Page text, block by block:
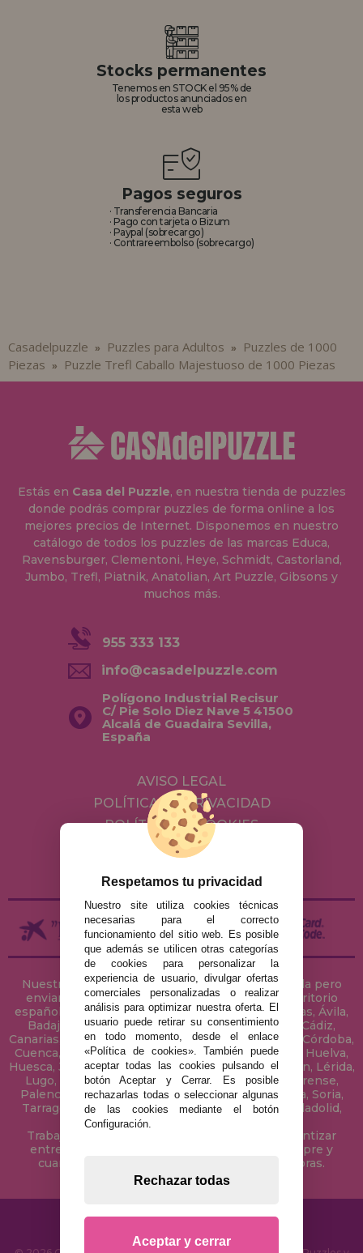
Stocks permanentes
Tenemos en STOCK el 95% de
los productos anunciados en
esta web
Pagos seguros
· Transferencia Bancaria
· Pago con tarjeta o Bizum
· Paypal (sobrecargo)
· Contrareembolso (sobrecargo)
Casadelpuzzle » Puzzles para Adultos »
Puzzles de 1000
Piezas » Puzzle Trefl Caballo Majestuoso de 1000 Piezas
Estás en Casa del Puzzle, en nuestra tienda de puzzles
donde podrás comprar puzzles de forma online a los
mejores precios de Internet. Disponemos en nuestro
catálogo de todos los puzzles de las marcas Educa,
Ravensburger, Clementoni, Heye, Schmidt, Castorland,
Jumbo, Trefl, Piatnik, Anatolian, Art Puzzle, Gibsons y
muchos más.
955 333 133
info@casadelpuzzle.com
Polígono Industrial Recisur
C/ Pie Solo Diez Nave 5 41500
Alcalá de Guadaira Sevilla,
España
AVISO LEGAL
POLÍTICA DE PRIVACIDAD
POLÍTICA DE COOKIES
ENVÍOS Y DEVOLUCIONES
Nuestra tienda de puzzles está ubicada en Sevilla pero
enviamos tus puzzles a cualquier ciudad del territorio
español: Álava, Albacete, Alicante, Almería, Asturias, Ávila,
Badajoz, Baleares, Barcelona, Burgos, Cáceres, Cádiz,
Canarias, Cantabria, Castellón, Ceuta, Ciudad Real, Córdoba,
Cuenca, Gerona, Granada, Guadalajara, Guipúzcoa, Huelva,
Huesca, Jaén, La Coruña, La Rioja, Las Palmas, Leon, Lérida,
Lugo, Madrid, Málaga, Melilla, Murcia, Navarra, Orense,
Palencia, Pontevedra, Salamanca, Segovia, Sevilla, Soria,
Tarragona, Tenerife, Teruel, Toledo, Valencia, Valladolid,
Vizcaya, Zamora y Zaragoza.
Trabajamos con Stocks permanentes para garantizar
entregas rápidas en territorio peninsular, siempre y
cuando el pedido se realice antes de las 18 horas.
Respetamos tu privacidad
Nuestro site utiliza cookies técnicas
necesarias para el correcto
funcionamiento del sitio web. Es posible
que además se utilicen otras categorías
de cookies para personalizar la
experiencia de usuario, divulgar ofertas
comerciales personalizadas o realizar
análisis para optimizar nuestra oferta. El
usuario puede retirar su consentimiento
en todo momento, desde el enlace
«Política de cookies». También puede
aceptar todas las cookies pulsando el
botón Aceptar y Cerrar. Es posible
rechazarlas todas o seleccionar algunas
de las cookies mediante el botón
Configuración.
Rechazar todas
Aceptar y cerrar